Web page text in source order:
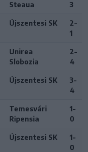
Steaua
3
Újszentesi SK
2-
1
Unirea
Slobozia
2-
4
Újszentesi SK
3-
4
Temesvári
Ripensia
1-
0
Újszentesi SK
1-
0